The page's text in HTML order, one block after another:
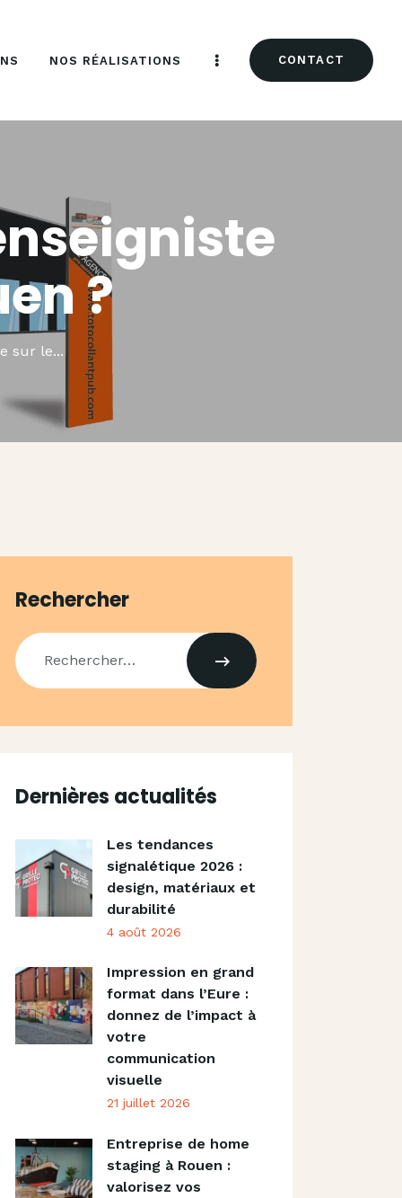
NOS RÉALISATIONS CONTACT
?
sur le...
Rechercher
Dernières actualités
Les tendances
signalétique 2026 :
design, matériaux et
durabilité
4 août 2026
Impression en grand
format dans l’Eure :
donnez de l’impact à
votre
communication
visuelle
21 juillet 2026
Entreprise de home
staging à Rouen :
valorisez vos